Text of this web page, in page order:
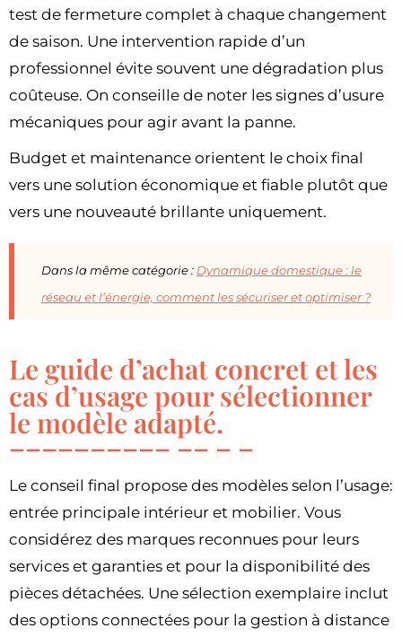
test de fermeture complet à chaque changement
de saison. Une intervention rapide d’un
professionnel évite souvent une dégradation plus
coûteuse. On conseille de noter les signes d’usure
mécaniques pour agir avant la panne.
Budget et maintenance orientent le choix final
vers une solution économique et fiable plutôt que
vers une nouveauté brillante uniquement.
Dans la même catégorie : Dynamique domestique : le
réseau et l’énergie, comment les sécuriser et optimiser ?
Le guide d’achat concret et les
cas d’usage pour sélectionner
le modèle adapté.
Le conseil final propose des modèles selon l’usage:
entrée principale intérieur et mobilier. Vous
considérez des marques reconnues pour leurs
services et garanties et pour la disponibilité des
pièces détachées. Une sélection exemplaire inclut
des options connectées pour la gestion à distance